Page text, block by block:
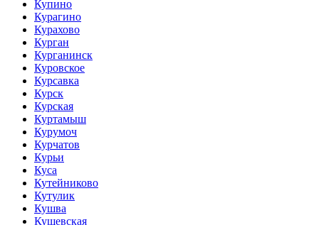
Купино
Курагино
Курахово
Курган
Курганинск
Куровское
Курсавка
Курск
Курская
Куртамыш
Курумоч
Курчатов
Курьи
Куса
Кутейниково
Кутулик
Кушва
Кущевская